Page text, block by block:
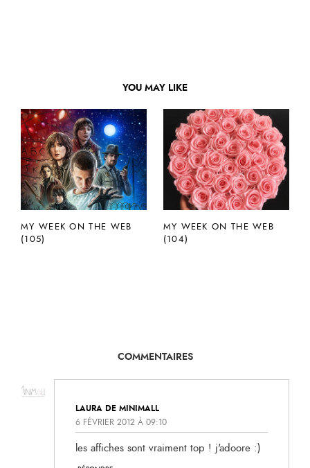
YOU MAY LIKE
MY WEEK ON THE WEB
(105)
MY WEEK ON THE WEB
(104)
COMMENTAIRES
LAURA DE MINIMALL
6 FÉVRIER 2012 À 09:10
les affiches sont vraiment top ! j'adoore :)